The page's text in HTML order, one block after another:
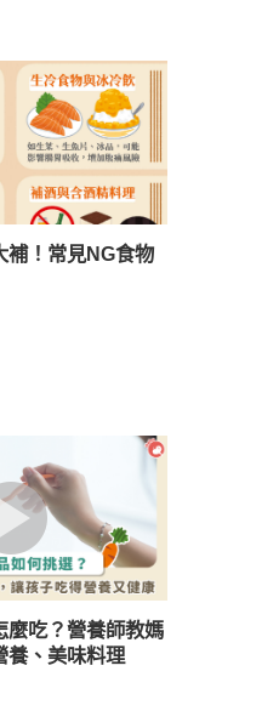
補！常見NG食物
麼吃？營養師教媽
養、美味料理